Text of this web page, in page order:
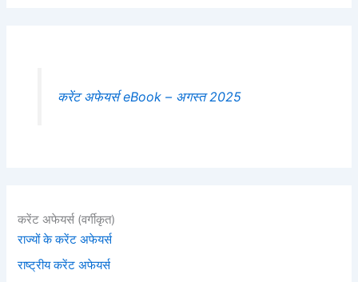
करेंट अफेयर्स eBook – अगस्त 2025
करेंट अफेयर्स (वर्गीकृत)
राज्यों के करेंट अफेयर्स
राष्ट्रीय करेंट अफेयर्स